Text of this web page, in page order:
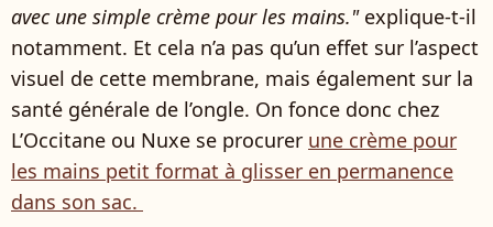
avec une simple crème pour les mains."explique-t-il
notamment. Et cela n’a pas qu’un effet sur l’aspect
visuel de cette membrane, mais également sur la
santé générale de l’ongle. On fonce donc chez
L’Occitane ou Nuxe se procurer une crème pour
les mains petit format à glisser en permanence
dans son sac.